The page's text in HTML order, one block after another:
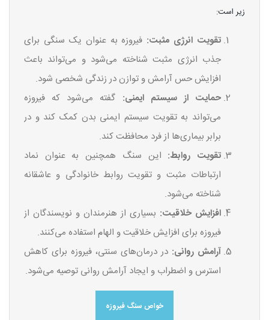
زیر است:
تقویت انرژی مثبت: فیروزه به عنوان یک سنگی برای
جذب انرژی مثبت شناخته می‌شود و می‌تواند باعث
افزایش حس آرامش و توازن در زندگی شخصی شود.
حمایت از سیستم ایمنی: گفته می‌شود که فیروزه
می‌تواند به تقویت سیستم ایمنی بدن کمک کند و در
برابر بیماری‌ها از فرد محافظت کند.
تقویت روابط: این سنگ همچنین به عنوان نماد
ارتباطات مثبت و تقویت روابط خانوادگی و عاشقانه
شناخته می‌شود.
افزایش خلاقیت: بسیاری از هنرمندان و نویسندگان از
فیروزه برای افزایش خلاقیت و الهام استفاده می‌کنند.
آرامش روانی: در درمان‌های سنتی، فیروزه برای کاهش
استرس و اضطراب و ایجاد آرامش روانی توصیه می‌شود.
خواص سنگ فیروزه